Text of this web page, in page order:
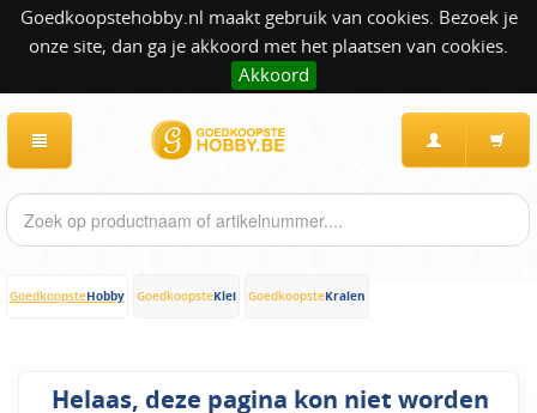
Goedkoopstehobby.nl maakt gebruik van cookies. Bezoek je
onze site, dan ga je akkoord met het plaatsen van cookies.
Akkoord
GoedkoopsteHobby GoedkoopsteKlei GoedkoopsteKralen
Helaas, deze pagina kon niet worden